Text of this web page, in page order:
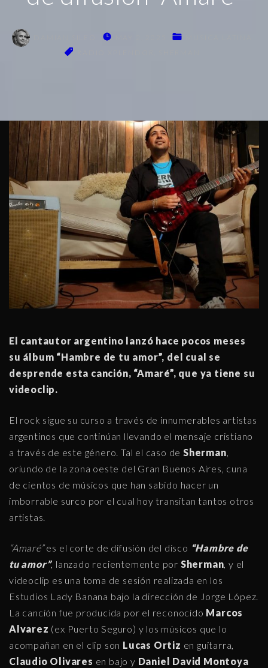
El cantautor argentino lanzó hace pocos meses
su álbum “Hambre de tu amor”, del cual se
desprende esta canción, “Amaré”, que ya tiene su
videoclip.
El rock sigue su curso a través de innumerables artistas
argentinos que continúan llevando el mensaje cristiano
a través de este género. Tal el caso deSherman,
oriundo de la zona oeste del Gran Buenos Aires, cuna
de cientos de músicos que han sabido hacer un
imborrable surco por el cual hoy transitan tantos otros
artistas.
“Amaré”es el corte de difusión del disco “Hambre de
tu amor”, lanzado recientemente por Sherman, y el
videoclip es una toma de sesión realizada en los
Estudios Lady Banana bajo la dirección de Jorge López.
La canción fue producida por el reconocido Marcos
Alvarez (ex Puerto Seguro) y los músicos que lo
acompañan en el clip son Lucas Ortiz en guitarra,
Claudio Olivares en bajo y Daniel David Montoya